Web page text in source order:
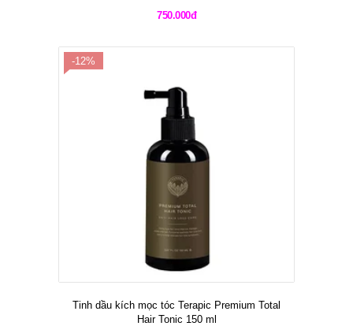
750.000đ
-12%
Tinh dầu kích mọc tóc Terapic Premium Total
Hair Tonic 150 ml